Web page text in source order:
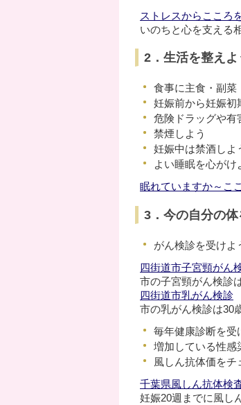
ストレスからこころ
いのちと心を支える
2．生活を整えよ
食事に主食・副菜
妊娠前から妊娠初
危険ドラッグや有
禁煙しよう
妊娠中は禁酒しよ
よい睡眠を心がけ
眠れていますか～こ
3．今の自分の
がん検診を受けよ
四街道市子宮頸がん
市の子宮頸がん検診
四街道市乳がん検診
市の乳がん検診は30
毎年健康診断を受
増加している性感
風しん抗体価をチ
千葉県風しん抗体検
妊娠20週までに風し